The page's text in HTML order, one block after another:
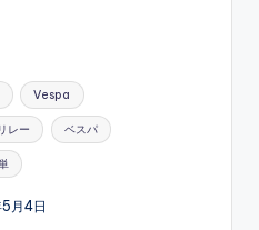
Vespa
レー ベスパ
月4日